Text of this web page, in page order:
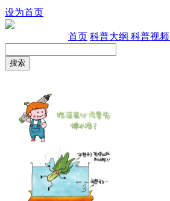
设为首页
首页科普大纲 科普视频